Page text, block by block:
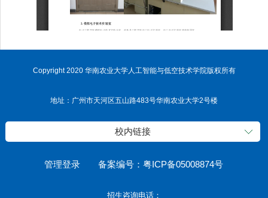
Copyright 2020 华南农业大学人工智能与低空技术学院版权所有
地址：广州市天河区五山路483号华南农业大学2号楼
校内链接
管理登录 备案编号：粤ICP备05008874号
招生咨询电话：